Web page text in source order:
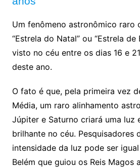
Um fenômeno astronômico raro
“Estrela do Natal” ou “Estrela de
visto no céu entre os dias 16 e
deste ano.
O fato é que, pela primeira vez
Média, um raro alinhamento
Júpiter e Saturno criará uma luz
brilhante no céu. Pesquisadores
intensidade da luz pode ser
Belém que guiou os Reis Magos